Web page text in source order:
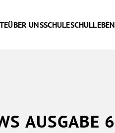
ÜBER UNSSCHULESCHULLEBEN
AUSGABE 6